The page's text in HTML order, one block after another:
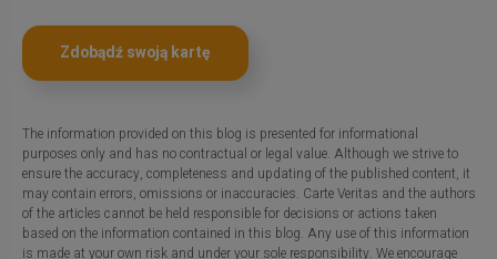
Zdobądź swoją kartę
The information provided on this blog is presented for informational
purposes only and has no contractual or legal value. Although we strive to
ensure the accuracy, completeness and updating of the published content, it
may contain errors, omissions or inaccuracies. Carte Veritas and the authors
of the articles cannot be held responsible for decisions or actions taken
based on the information contained in this blog. Any use of this information
is made at your own risk and under your sole responsibility. We encourage